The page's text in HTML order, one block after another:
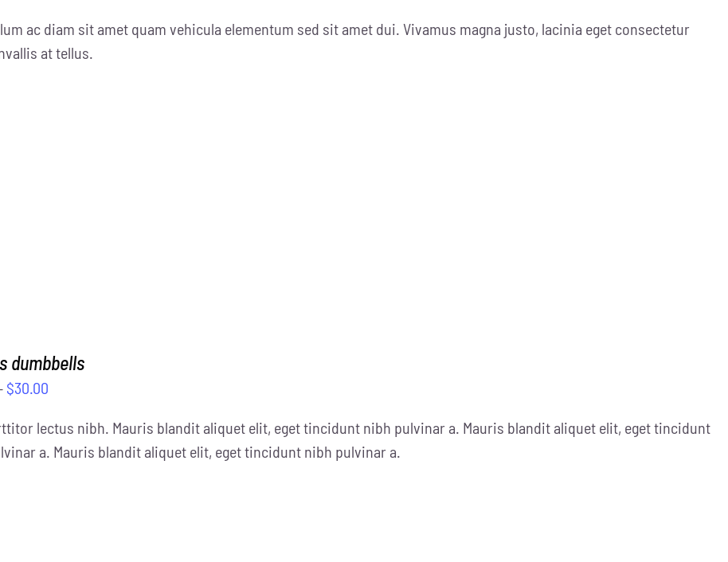
ac diam sit amet quam vehicula elementum sed sit amet dui. Vivamus magna justo, lacinia eget consectetur
at tellus.
dumbbells
$30.00
lectus nibh. Mauris blandit aliquet elit, eget tincidunt nibh pulvinar a. Mauris blandit aliquet elit, eget tincidunt
a. Mauris blandit aliquet elit, eget tincidunt nibh pulvinar a.